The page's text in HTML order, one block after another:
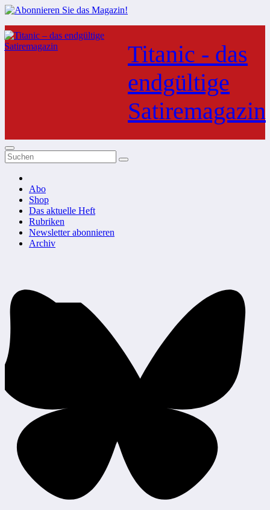
Zum
Inhalt
springen
Titanic - das
endgültige
Satiremagazin
Abo
Shop
Das aktuelle Heft
Rubriken
Newsletter abonnieren
Archiv